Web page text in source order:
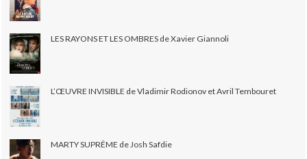
LES RAYONS ET LES OMBRES de Xavier Giannoli
L’ŒUVRE INVISIBLE de Vladimir Rodionov et Avril Tembouret
MARTY SUPRÊME de Josh Safdie